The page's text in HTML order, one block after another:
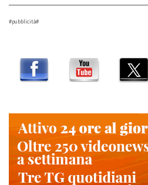
#pubblicità#